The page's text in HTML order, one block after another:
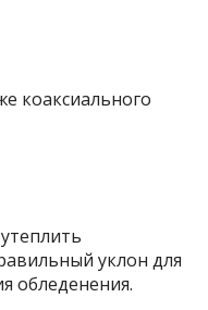
коаксиального
уклон для
обледенения.